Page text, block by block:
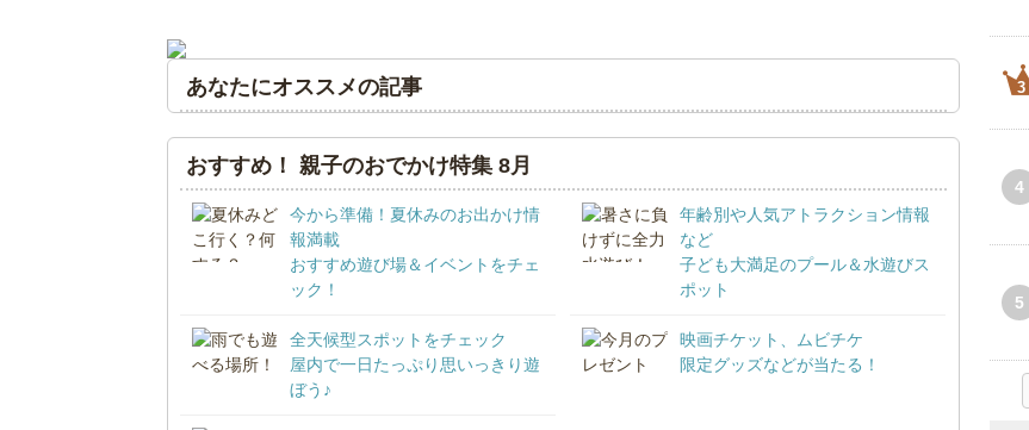
あなたにオススメの記事
おすすめ！ 親子のおでかけ特集 8月
今から準備！夏休みのお出かけ情
報満載
おすすめ遊び場＆イベントをチェ
ック！
年齢別や人気アトラクション情報
など
子ども大満足のプール＆水遊びス
ポット
全天候型スポットをチェック
屋内で一日たっぷり思いっきり遊
ぼう♪
映画チケット、ムビチケ
限定グッズなどが当たる！
3
4
5